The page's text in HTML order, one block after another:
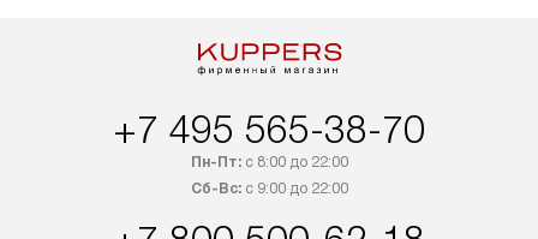
и другие регионы осуществляется
через транспортную компанию.
компания бесплатно доставит ваш
заказ до представительства
транспортной компании в Москве.
от категории
+7 495 565-38-70
Пн-Пт:с 8:00 до 22:00
Сб-Вс:с 9:00 до 22:00